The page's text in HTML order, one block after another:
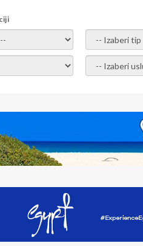
-- Izaberi tip --
-- Izaberi